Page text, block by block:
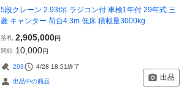
5段クレーン 2.93t吊 ラジコン付 車検1年付 29年式 三
菱 キャンター 荷台4.3m 低床 積載量3000kg
落札 2,905,000円
開始 10,000円
203 4/28 18:51終了
出品中の商品 出品